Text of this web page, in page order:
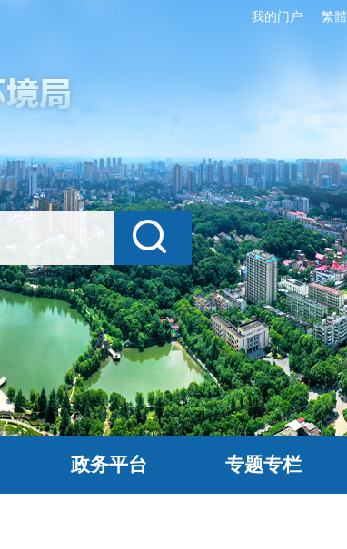
我的门户 繁體
政务平台 专题专栏